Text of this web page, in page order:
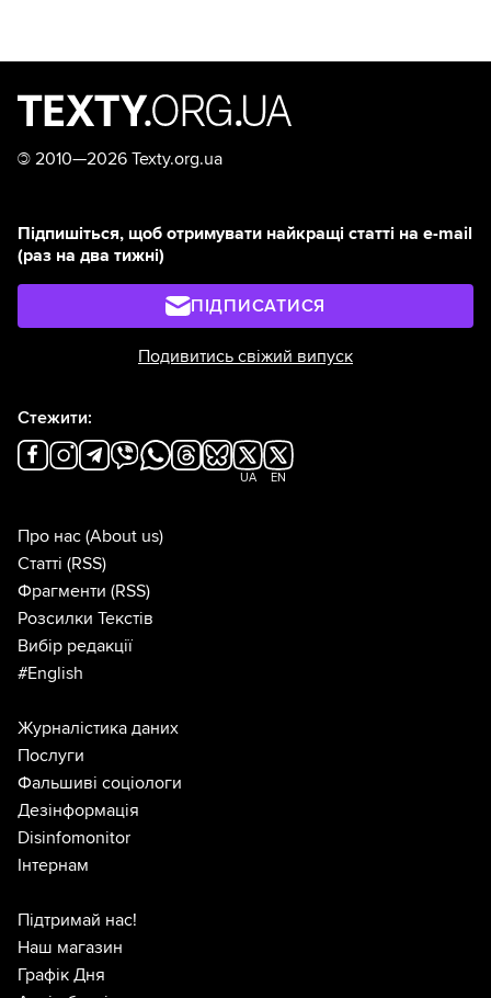
© 2010—2026 Texty.org.ua
Підпишіться, щоб отримувати найкращі статті на e-mail
(раз на два тижні)
ПІДПИСАТИСЯ
Подивитись свіжий випуск
Стежити:
UA EN
Про нас (About us)
Статті (RSS)
Фрагменти (RSS)
Розсилки Текстів
Вибір редакції
#English
Журналістика даних
Послуги
Фальшиві соціологи
Дезінформація
Disinfomonitor
Інтернам
Підтримай нас!
Наш магазин
Графік Дня